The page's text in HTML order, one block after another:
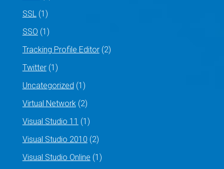
SSL(1)
SSO (1)
Tracking Profile Editor(2)
Twitter(1)
Uncategorized (1)
Virtual Network(2)
Visual Studio 11 (1)
Visual Studio 2010 (2)
Visual Studio Online (1)